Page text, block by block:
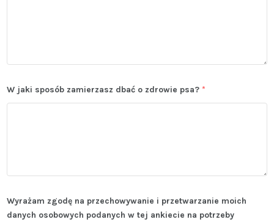
W jaki sposób zamierzasz dbać o zdrowie psa? *
Wyrażam zgodę na przechowywanie i przetwarzanie moich
danych osobowych podanych w tej ankiecie na potrzeby